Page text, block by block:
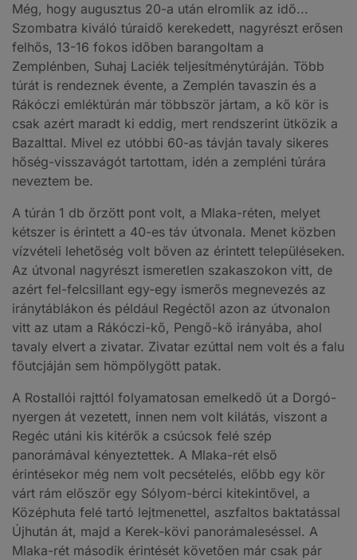
Még, hogy augusztus 20-a után elromlik az idő...
Szombatra kiváló túraidő kerekedett, nagyrészt erősen
felhős, 13-16 fokos időben barangoltam a
Zemplénben, Suhaj Laciék teljesítménytúráján. Több
túrát is rendeznek évente, a Zemplén tavaszin és a
Rákóczi emléktúrán már többször jártam, a kő kör is
csak azért maradt ki eddig, mert rendszerint ütközik a
Bazalttal. Mivel ez utóbbi 60-as távján tavaly sikeres
hőség-visszavágót tartottam, idén a zempléni túrára
neveztem be.
A túrán 1 db őrzött pont volt, a Mlaka-réten, melyet
kétszer is érintett a 40-es táv útvonala. Menet közben
vízvételi lehetőség volt bőven az érintett településeken.
Az útvonal nagyrészt ismeretlen szakaszokon vitt, de
azért fel-felcsillant egy-egy ismerős megnevezés az
iránytáblákon és például Regéctől azon az útvonalon
vitt az utam a Rákóczi-kő, Pengő-kő irányába, ahol
tavaly elvert a zivatar. Zivatar ezúttal nem volt és a falu
főutcjáján sem hömpölygött patak.
A Rostallói rajttól folyamatosan emelkedő út a Dorgó-
nyergen át vezetett, innen nem volt kilátás, viszont a
Regéc utáni kis kitérők a csúcsok felé szép
panorámával kényeztettek. A Mlaka-rét első
érintésekor még nem volt pecsételés, előbb egy kör
várt rám először egy Sólyom-bérci kitekintővel, a
Középhuta felé tartó lejtmenettel, aszfaltos baktatással
Újhután át, majd a Kerek-kövi panorámaleséssel. A
Mlaka-rét második érintését követően már csak pár